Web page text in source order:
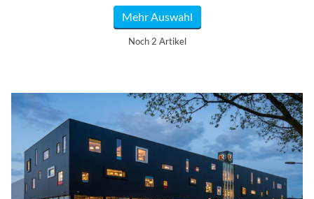
Mehr Auswahl
Noch 2 Artikel